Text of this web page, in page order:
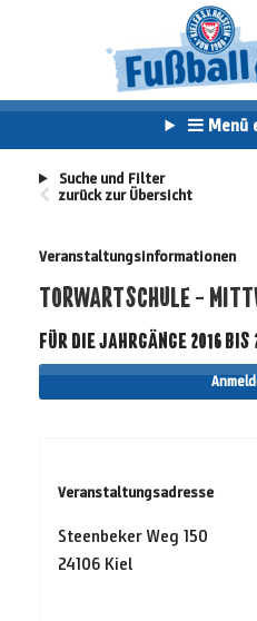
Menü
Suche und Filter
zurück zur Übersicht
Veranstaltungsinformationen
TORWARTSCHULE -
FÜR DIE JAHRGÄNGE 2016 BIS
Veranstaltungsadresse
Steenbeker Weg 150
24106 Kiel